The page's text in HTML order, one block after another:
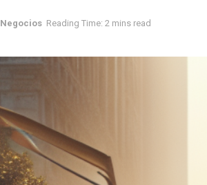
Negocios Reading Time: 2 mins read